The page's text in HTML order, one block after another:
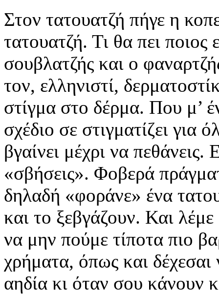
Στον τατουατζή πήγε η
τατουατζή. Τι θα πει ποιος
σουβλατζής και ο
τον, ελληνιστί,
στίγμα στο δέρμα. Που μ’
σχέδιο σε στιγματίζει
βγαίνει μέχρι να
«σβήσεις». Φοβερά
δηλαδή «φοράνε» ένα
και το ξεβγάζουν. Και λέμε
να μην πούμε τίποτα πιο
χρήματα, όπως και
αηδία κι όταν σου κάνουν